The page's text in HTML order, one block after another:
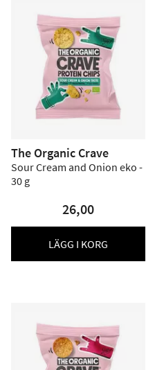
The Organic Crave
Sour Cream and Onion eko -
30 g
26,00
LÄGG I KORG